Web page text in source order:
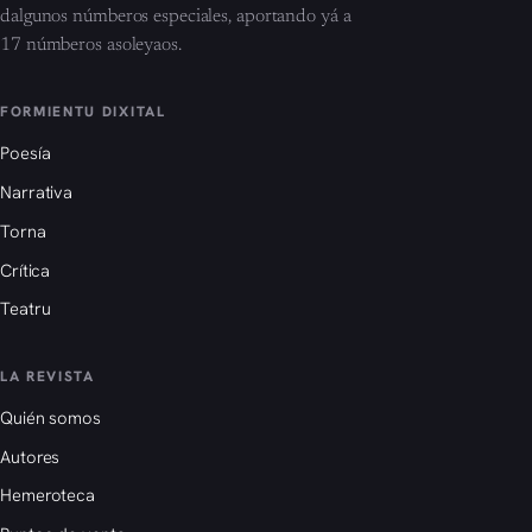
dalgunos númberos especiales, aportando yá a
17 númberos asoleyaos.
FORMIENTU DIXITAL
Poesía
Narrativa
Torna
Crítica
Teatru
LA REVISTA
Quién somos
Autores
Hemeroteca